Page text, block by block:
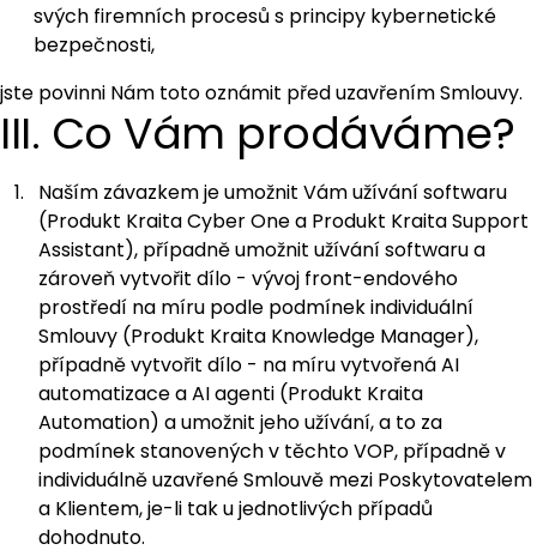
svých firemních procesů s principy kybernetické
bezpečnosti,
jste povinni Nám toto oznámit před uzavřením Smlouvy.
III. Co Vám prodáváme?
Naším závazkem je umožnit Vám užívání softwaru
(Produkt Kraita Cyber One a Produkt Kraita Support
Assistant), případně umožnit užívání softwaru a
zároveň vytvořit dílo - vývoj front-endového
prostředí na míru podle podmínek individuální
Smlouvy (Produkt Kraita Knowledge Manager),
případně vytvořit dílo - na míru vytvořená AI
automatizace a AI agenti (Produkt Kraita
Automation) a umožnit jeho užívání, a to za
podmínek stanovených v těchto VOP, případně v
individuálně uzavřené Smlouvě mezi Poskytovatelem
a Klientem, je-li tak u jednotlivých případů
dohodnuto.